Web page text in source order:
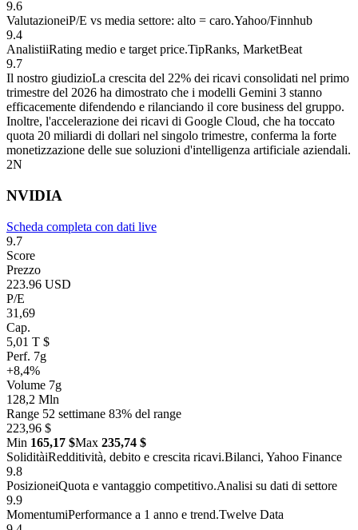
9.6
ValutazioneiP/E vs media settore: alto = caro.Yahoo/Finnhub
9.4
AnalistiiRating medio e target price.TipRanks, MarketBeat
9.7
Il nostro giudizioLa crescita del 22% dei ricavi consolidati nel primo
trimestre del 2026 ha dimostrato che i modelli Gemini 3 stanno
efficacemente difendendo e rilanciando il core business del gruppo.
Inoltre, l'accelerazione dei ricavi di Google Cloud, che ha toccato
quota 20 miliardi di dollari nel singolo trimestre, conferma la forte
monetizzazione delle sue soluzioni d'intelligenza artificiale aziendali.
2N
NVIDIA
Scheda completa con dati live
9.7
Score
Prezzo
223.96 USD
P/E
31,69
Cap.
5,01 T $
Perf. 7g
+8,4%
Volume 7g
128,2 Mln
Range 52 settimane 83% del range
223,96 $
Min 165,17 $Max 235,74 $
SoliditàiRedditività, debito e crescita ricavi.Bilanci, Yahoo Finance
9.8
PosizioneiQuota e vantaggio competitivo.Analisi su dati di settore
9.9
MomentumiPerformance a 1 anno e trend.Twelve Data